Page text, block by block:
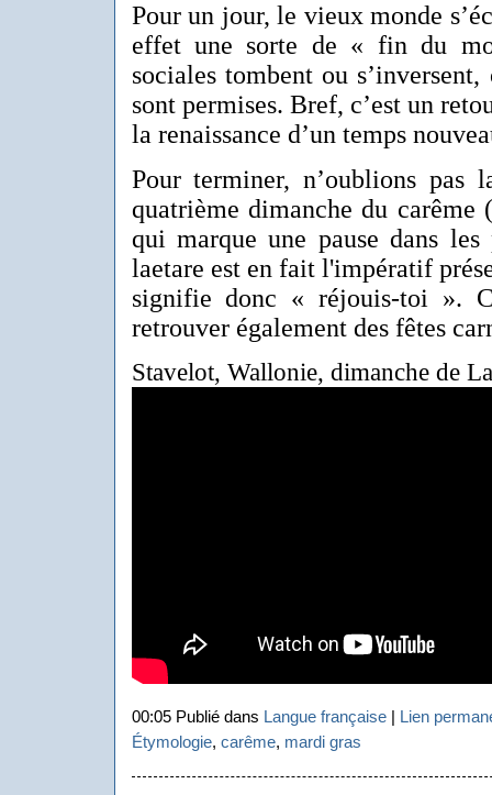
Pour un jour, le vieux monde
effet une sorte de « fin du
sociales tombent ou
sont permises. Bref, c’est un
la renaissance d’un temps
Pour terminer, n’oublions
quatrième dimanche du
qui marque une pause dans
laetare est en fait l'impératif
signifie donc « réjouis-toi ».
retrouver également des fêtes
Stavelot, Wallonie, dimanche de
00:05 Publié dans Langue française| Lien
Étymologie, carême, mardi gras